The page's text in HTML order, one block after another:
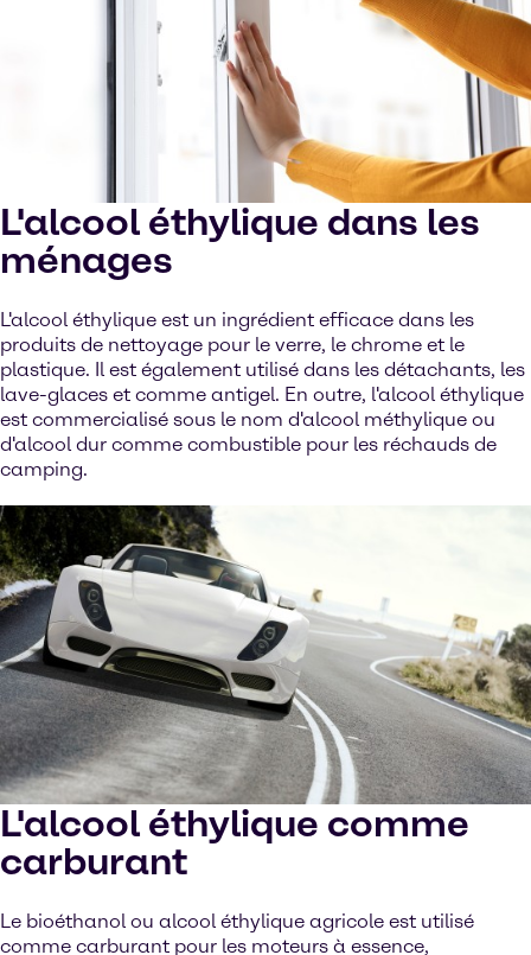
L'alcool éthylique dans les
ménages
L'alcool éthylique est un ingrédient efficace dans les
produits de nettoyage pour le verre, le chrome et le
plastique. Il est également utilisé dans les détachants, les
lave-glaces et comme antigel. En outre, l'alcool éthylique
est commercialisé sous le nom d'alcool méthylique ou
d'alcool dur comme combustible pour les réchauds de
camping.
L'alcool éthylique comme
carburant
Le bioéthanol ou alcool éthylique agricole est utilisé
comme carburant pour les moteurs à essence,